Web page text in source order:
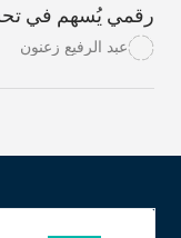
رقمي يُسهم في
الاجتماعية، إلا
عبد الرفيع زعنون